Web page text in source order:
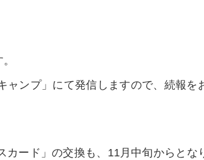
ャンプ」にて発信しますので、続報を
ード」の交換も、11月中旬からとな